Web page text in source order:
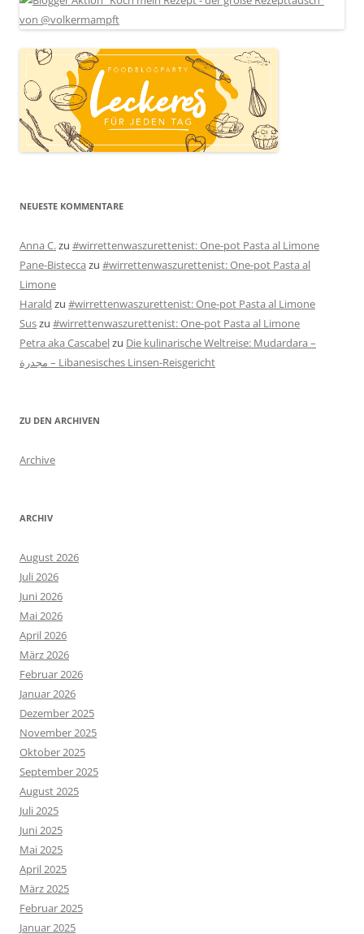
NEUESTE KOMMENTARE
Anna C.zu #wirrettenwaszurettenist: One-pot Pasta al Limone
Pane-Bistecca zu #wirrettenwaszurettenist: One-pot Pasta al
Limone
Harald zu #wirrettenwaszurettenist: One-pot Pasta al Limone
Suszu #wirrettenwaszurettenist: One-pot Pasta al Limone
Petra aka Cascabelzu Die kulinarische Weltreise: Mudardara –
مجدرة – Libanesisches Linsen-Reisgericht
ZU DEN ARCHIVEN
Archive
ARCHIV
August 2026
Juli 2026
Juni 2026
Mai 2026
April 2026
März 2026
Februar 2026
Januar 2026
Dezember 2025
November 2025
Oktober 2025
September 2025
August 2025
Juli 2025
Juni 2025
Mai 2025
April 2025
März 2025
Februar 2025
Januar 2025